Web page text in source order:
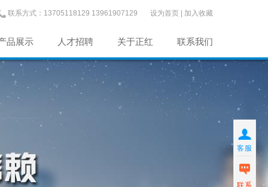
联系方式：13705118129 13961907129 设为首页 加入收藏
品展示 人才招聘 关于正红 联系我们
客服
联系